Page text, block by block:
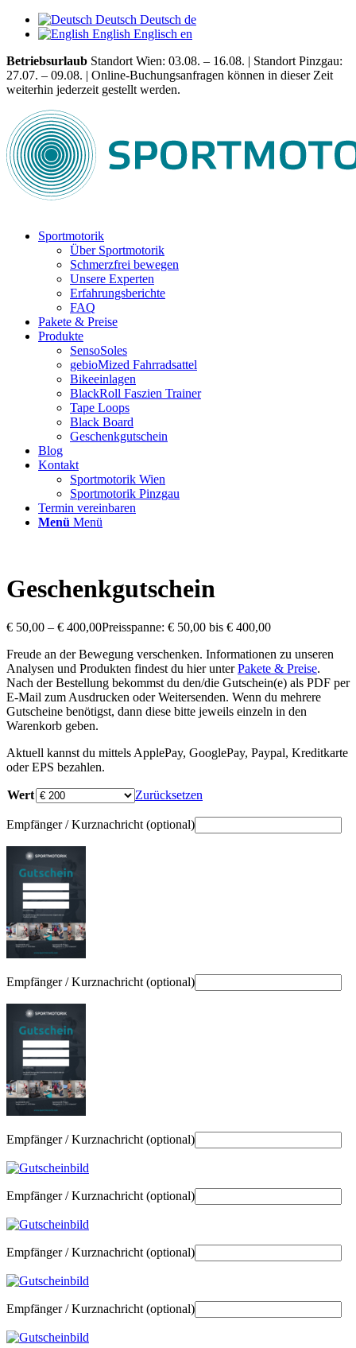
Deutsch Deutsch de
English Englisch en
Betriebsurlaub Standort Wien: 03.08. – 16.08. | Standort Pinzgau:
27.07. – 09.08. | Online-Buchungsanfragen können in dieser Zeit
weiterhin jederzeit gestellt werden.
Sportmotorik
Über Sportmotorik
Schmerzfrei bewegen
Unsere Experten
Erfahrungsberichte
FAQ
Pakete & Preise
Produkte
SensoSoles
gebioMized Fahrradsattel
Bikeeinlagen
BlackRoll Faszien Trainer
Tape Loops
Black Board
Geschenkgutschein
Blog
Kontakt
Sportmotorik Wien
Sportmotorik Pinzgau
Termin vereinbaren
Menü Menü
Geschenkgutschein
€ 50,00 – € 400,00Preisspanne: € 50,00 bis € 400,00
Freude an der Bewegung verschenken. Informationen zu unseren
Analysen und Produkten findest du hier unterPakete & Preise.
Nach der Bestellung bekommst du den/die Gutschein(e) als PDF per
E-Mail zum Ausdrucken oder Weitersenden. Wenn du mehrere
Gutscheine benötigst, dann diese bitte jeweils einzeln in den
Warenkorb geben.
Aktuell kannst du mittels ApplePay, GooglePay, Paypal, Kreditkarte
oder EPS bezahlen.
Wert Zurücksetzen
Empfänger / Kurznachricht (optional)
Empfänger / Kurznachricht (optional)
Empfänger / Kurznachricht (optional)
Empfänger / Kurznachricht (optional)
Empfänger / Kurznachricht (optional)
Empfänger / Kurznachricht (optional)